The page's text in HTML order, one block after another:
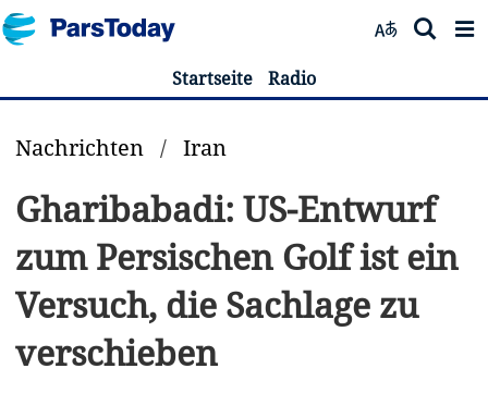
Startseite Radio
Nachrichten / Iran
Gharibabadi: US-Entwurf
zum Persischen Golf ist ein
Versuch, die Sachlage zu
verschieben